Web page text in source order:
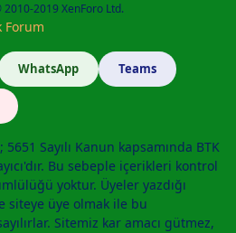
2019 XenForo Ltd.
Forum
WhatsApp Teams
Sayılı Kanun kapsamında BTK
Bu sebeple içerikleri kontrol
yoktur. Üyeler yazdığı
siteye üye olmak ile bu
Sitemiz kar amacı gütmez,